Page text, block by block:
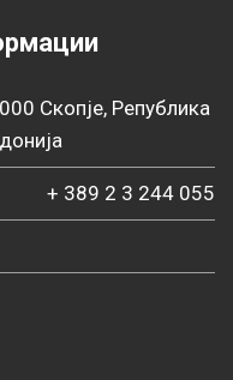
Скопје, Република
+ 389 2 3 244 055